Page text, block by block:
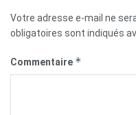
Votre adresse e-mail ne
obligatoires sont indiqués
Commentaire *